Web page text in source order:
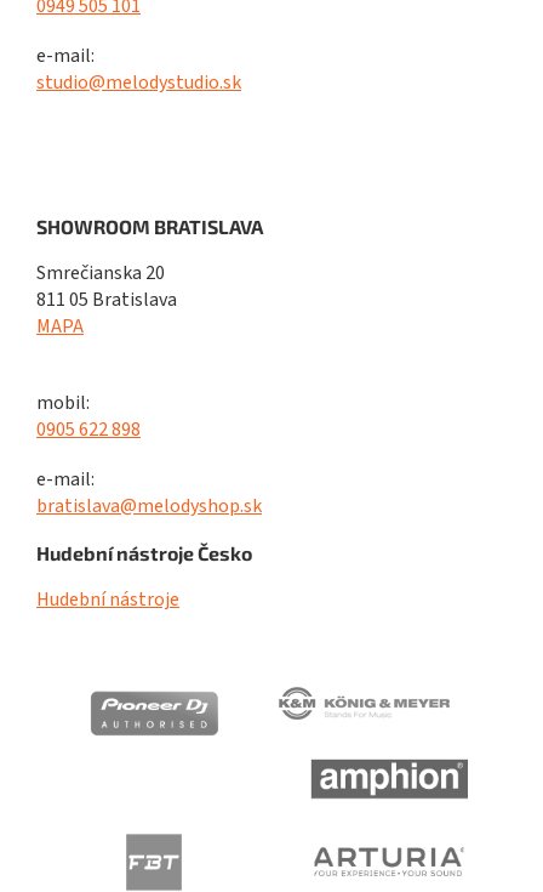
0949 505 101
e-mail:
studio@melodystudio.sk
SHOWROOM BRATISLAVA
Smrečianska 20
811 05 Bratislava
MAPA
mobil:
0905 622 898
e-mail:
bratislava@melodyshop.sk
Hudební nástroje Česko
Hudební nástroje